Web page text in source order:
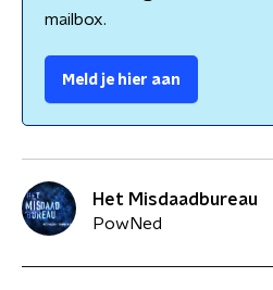
mailbox.
Meld je hier aan
Het Misdaadbureau
PowNed